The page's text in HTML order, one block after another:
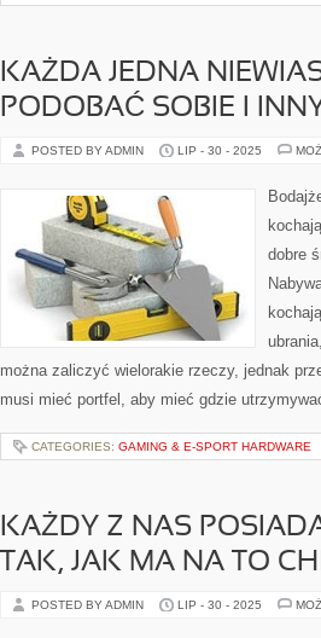
KAŻDA JEDNA
PODOBAĆ SOBIE I
POSTED BY ADMIN LIP - 30 - 2025
dobre
można zaliczyć wielorakie rzeczy, jednak
musi mieć portfel, aby mieć gdzie
CATEGORIES: GAMING & E-SPORT HARDWARE
KAŻDY Z NAS
TAK, JAK MA NA TO
POSTED BY ADMIN LIP - 30 - 2025